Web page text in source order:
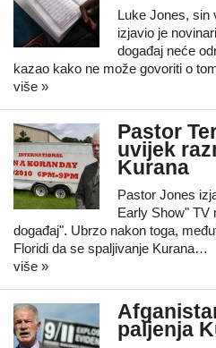
Luke Jones, sin
izjavio je
događaj neće
kazao kako ne može govoriti o
više »
Pastor
uvijek
Kurana
Pastor Jones
Early Show" TV
događaj". Ubrzo nakon toga,
Floridi da se spaljivanje Kurana…
više »
paljenja